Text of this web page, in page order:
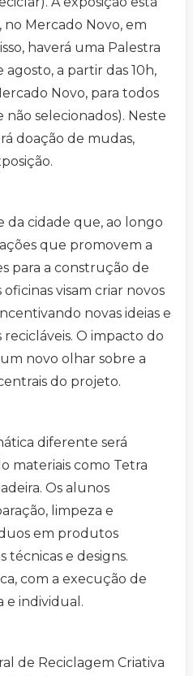
Mercado Novo, em
haverá uma Palestra
a partir das 10h,
Novo, para todos
não selecionados). Neste
doação de mudas,
da cidade que, ao longo
que promovem a
para a construção de
visam criar novos
novas ideias e
O impacto do
novo olhar sobre a
do projeto.
diferente será
materiais como Tetra
Os alunos
limpeza e
em produtos
técnicas e designs.
com a execução de
e individual.
de Reciclagem Criativa